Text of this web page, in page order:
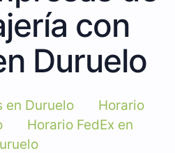
con
Duruelo
en Duruelo
Horario
Horario FedEx en